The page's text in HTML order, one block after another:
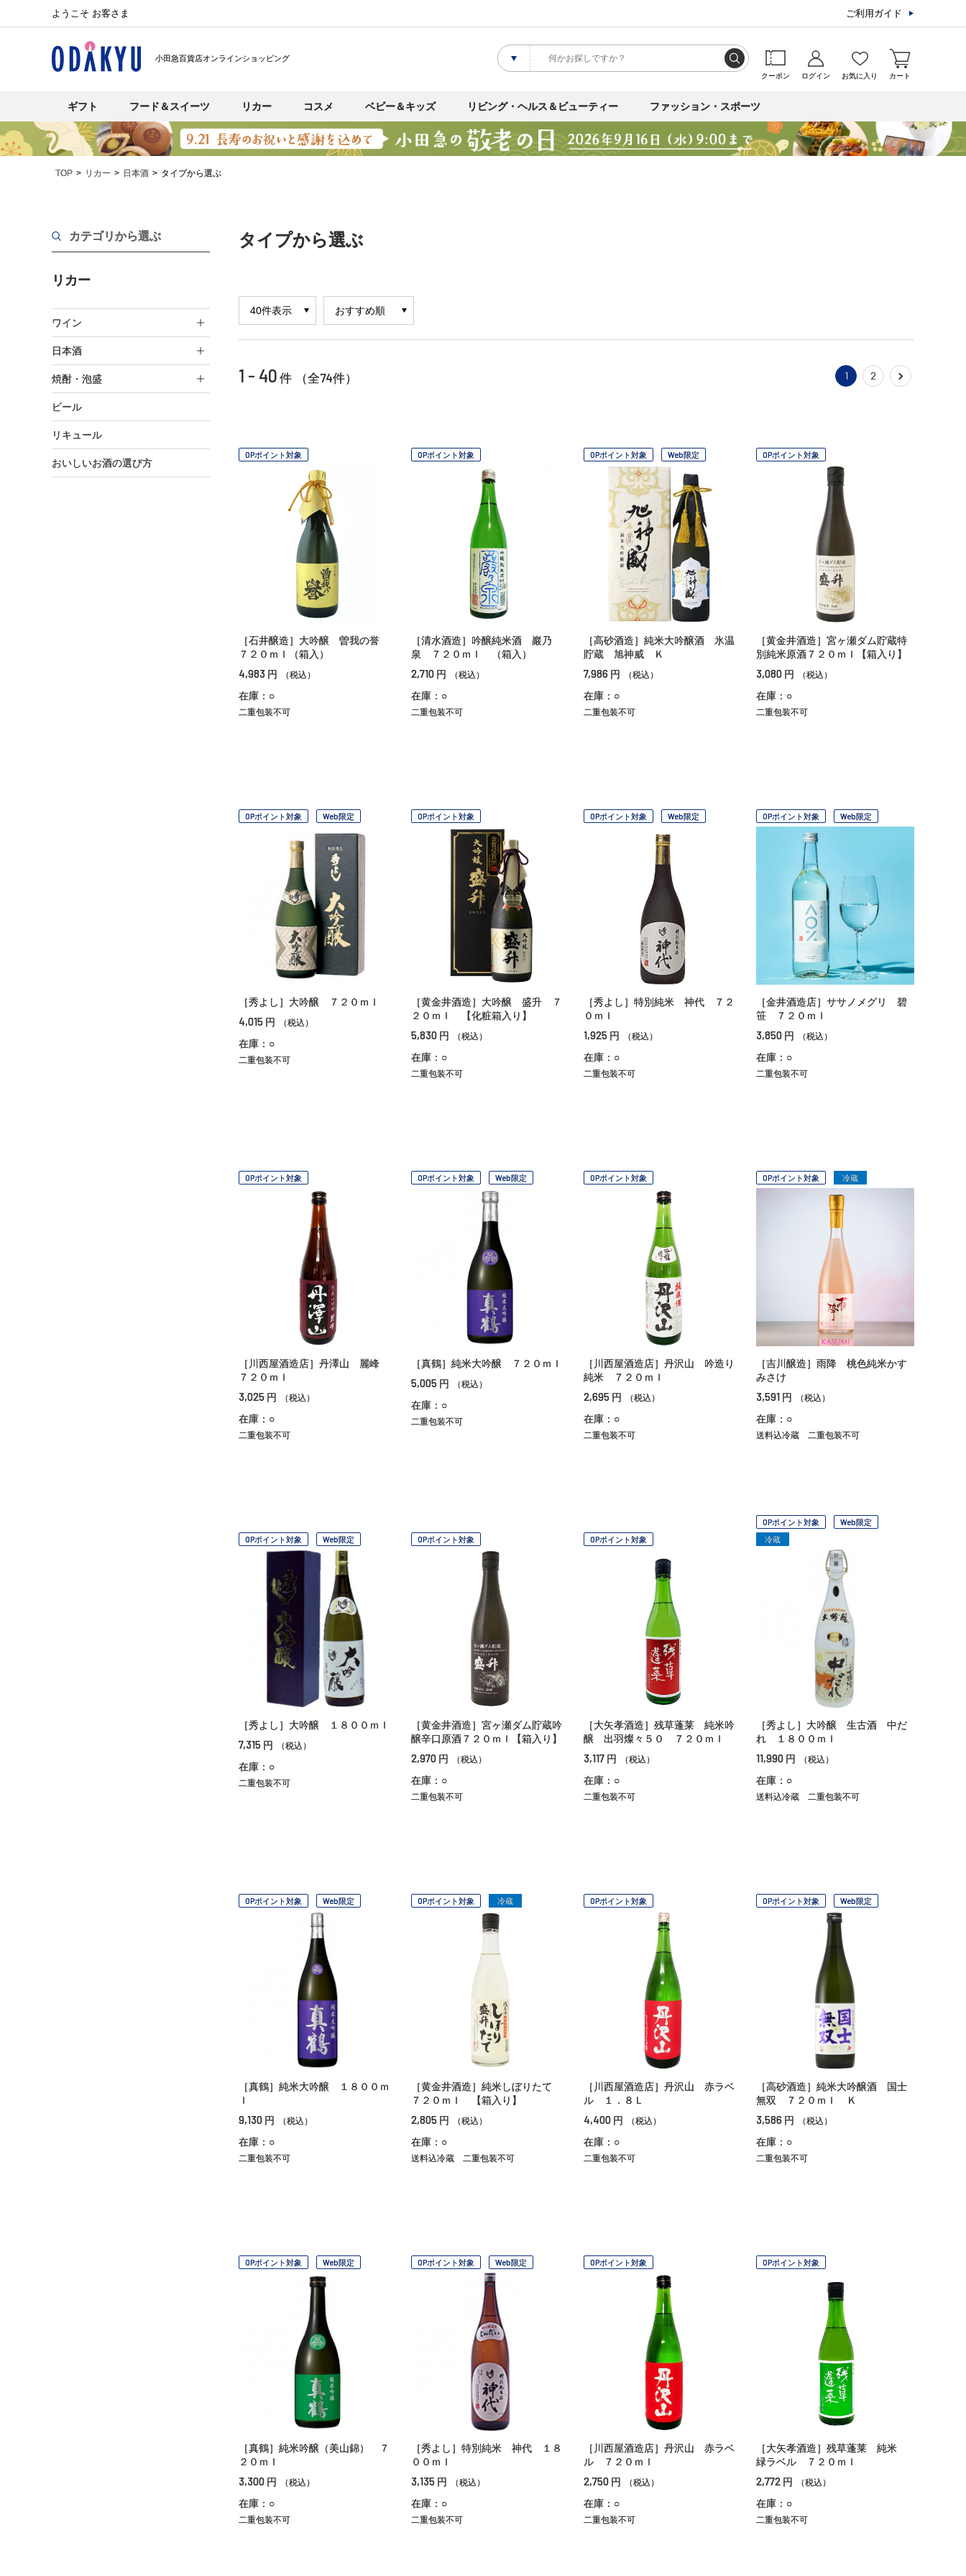
ようこそ お客さま ご利用ガイド
小田急百貨店オンラインショッピング
クーポン ログイン お気に入り カート
ギフト フード＆スイーツ リカー コスメ ベビー＆キッズ リビング・ヘルス＆ビューティー ファッション・スポーツ
TOP リカー 日本酒 タイプから選ぶ
カテゴリから選ぶ
リカー
ワイン
日本酒
焼酎・泡盛
ビール
リキュール
おいしいお酒の選び方
タイプから選ぶ
1 - 40 件 （全74件） 1 2
OPポイント対象
［石井醸造］大吟醸 曽我の誉
７２０ｍｌ（箱入）
4,983 円 （税込）
在庫：○
二重包装不可
OPポイント対象
［清水酒造］吟醸純米酒 巖乃
泉 ７２０ｍｌ （箱入）
2,710 円 （税込）
在庫：○
二重包装不可
OPポイント対象 Web限定
［高砂酒造］純米大吟醸酒 氷温
貯蔵 旭神威 Ｋ
7,986 円 （税込）
在庫：○
二重包装不可
OPポイント対象
［黄金井酒造］宮ヶ瀬ダム貯蔵特
別純米原酒７２０ｍｌ【箱入り】
3,080 円 （税込）
在庫：○
二重包装不可
OPポイント対象 Web限定
［秀よし］大吟醸 ７２０ｍｌ
4,015 円 （税込）
在庫：○
二重包装不可
OPポイント対象
［黄金井酒造］大吟醸 盛升 ７
２０ｍｌ 【化粧箱入り】
5,830 円 （税込）
在庫：○
二重包装不可
OPポイント対象 Web限定
［秀よし］特別純米 神代 ７２
０ｍｌ
1,925 円 （税込）
在庫：○
二重包装不可
OPポイント対象 Web限定
［金井酒造店］ササノメグリ 碧
笹 ７２０ｍｌ
3,850 円 （税込）
在庫：○
二重包装不可
OPポイント対象
［川西屋酒造店］丹澤山 麗峰
７２０ｍｌ
3,025 円 （税込）
在庫：○
二重包装不可
OPポイント対象 Web限定
［真鶴］純米大吟醸 ７２０ｍｌ
5,005 円 （税込）
在庫：○
二重包装不可
OPポイント対象
［川西屋酒造店］丹沢山 吟造り
純米 ７２０ｍｌ
2,695 円 （税込）
在庫：○
二重包装不可
OPポイント対象 冷蔵
［吉川醸造］雨降 桃色純米かす
みさけ
3,591 円 （税込）
在庫：○
送料込冷蔵 二重包装不可
OPポイント対象 Web限定
［秀よし］大吟醸 １８００ｍｌ
7,315 円 （税込）
在庫：○
二重包装不可
OPポイント対象
［黄金井酒造］宮ヶ瀬ダム貯蔵吟
醸辛口原酒７２０ｍｌ【箱入り】
2,970 円 （税込）
在庫：○
二重包装不可
OPポイント対象
［大矢孝酒造］残草蓬莱 純米吟
醸 出羽燦々５０ ７２０ｍｌ
3,117 円 （税込）
在庫：○
二重包装不可
OPポイント対象
Web限定
冷蔵
［秀よし］大吟醸 生古酒 中だ
れ １８００ｍｌ
11,990 円 （税込）
在庫：○
送料込冷蔵 二重包装不可
OPポイント対象 Web限定
［真鶴］純米大吟醸 １８００ｍ
ｌ
9,130 円 （税込）
在庫：○
二重包装不可
OPポイント対象 冷蔵
［黄金井酒造］純米しぼりたて
７２０ｍｌ 【箱入り】
2,805 円 （税込）
在庫：○
送料込冷蔵 二重包装不可
OPポイント対象
［川西屋酒造店］丹沢山 赤ラベ
ル １．８Ｌ
4,400 円 （税込）
在庫：○
二重包装不可
OPポイント対象 Web限定
［高砂酒造］純米大吟醸酒 国士
無双 ７２０ｍｌ Ｋ
3,586 円 （税込）
在庫：○
二重包装不可
OPポイント対象 Web限定
［真鶴］純米吟醸（美山錦） ７
２０ｍｌ
3,300 円 （税込）
在庫：○
二重包装不可
OPポイント対象 Web限定
［秀よし］特別純米 神代 １８
００ｍｌ
3,135 円 （税込）
在庫：○
二重包装不可
OPポイント対象
［川西屋酒造店］丹沢山 赤ラベ
ル ７２０ｍｌ
2,750 円 （税込）
在庫：○
二重包装不可
OPポイント対象
［大矢孝酒造］残草蓬莱 純米
緑ラベル ７２０ｍｌ
2,772 円 （税込）
在庫：○
二重包装不可